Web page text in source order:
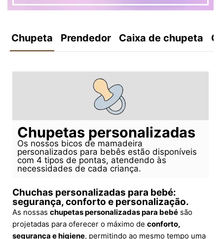
Chupeta Prendedor Caixa de chupeta
Chupetas personalizadas
Os nossos bicos de mamadeira
personalizados para bebês estão disponíveis
com 4 tipos de pontas, atendendo às
necessidades de cada criança.
Chuchas personalizadas para bebé:
segurança, conforto e personalização.
As nossas chupetas personalizadas para bebé são
projetadas para oferecer o máximo de conforto,
segurança e higiene, permitindo ao mesmo tempo uma